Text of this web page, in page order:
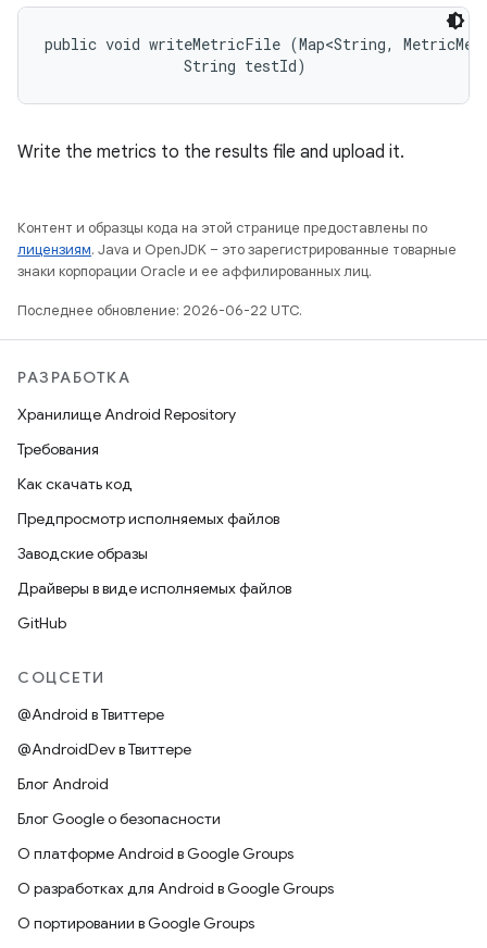
public void writeMetricFile (Map<String,
                String testId)
Write the metrics to the results file and upload it.
Контент и образцы кода на этой странице предоставлены по
лицензиям. Java и OpenJDK – это зарегистрированные товарные
знаки корпорации Oracle и ее аффилированных лиц.
Последнее обновление: 2026-06-22 UTC.
РАЗРАБОТКА
Хранилище Android Repository
Требования
Как скачать код
Предпросмотр исполняемых файлов
Заводские образы
Драйверы в виде исполняемых файлов
GitHub
СОЦСЕТИ
@Android в Твиттере
@AndroidDev в Твиттере
Блог Android
Блог Google о безопасности
О платформе Android в Google Groups
О разработках для Android в Google Groups
О портировании в Google Groups